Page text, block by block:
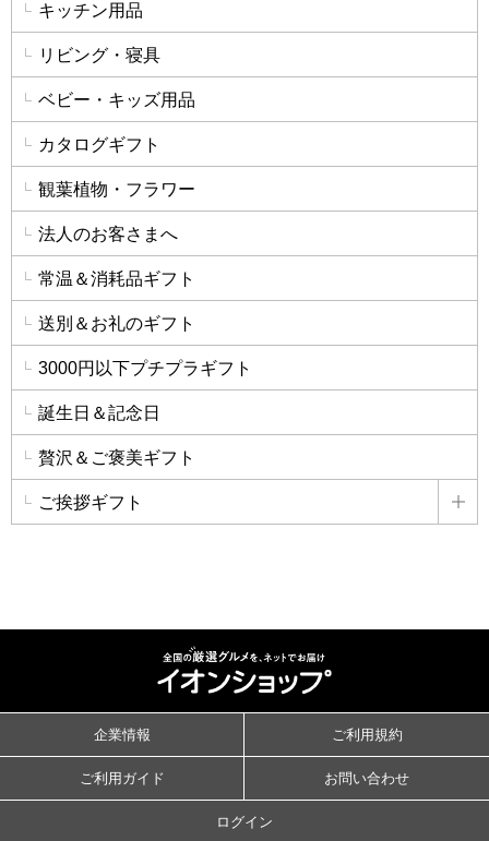
キッチン用品
リビング・寝具
ベビー・キッズ用品
カタログギフト
観葉植物・フラワー
法人のお客さまへ
常温＆消耗品ギフト
送別＆お礼のギフト
3000円以下プチプラギフト
誕生日＆記念日
贅沢＆ご褒美ギフト
ご挨拶ギフト 詳
企業情報 ご利用規約
ご利用ガイド お問い合わせ
ログイン